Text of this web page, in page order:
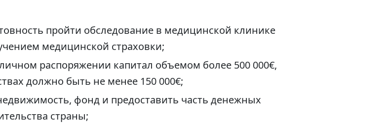
пройти обследование в медицинской клинике
медицинской страховки;
распоряжении капитал объемом более 500 000€,
должно быть не менее 150 000€;
фонд и предоставить часть денежных
страны;